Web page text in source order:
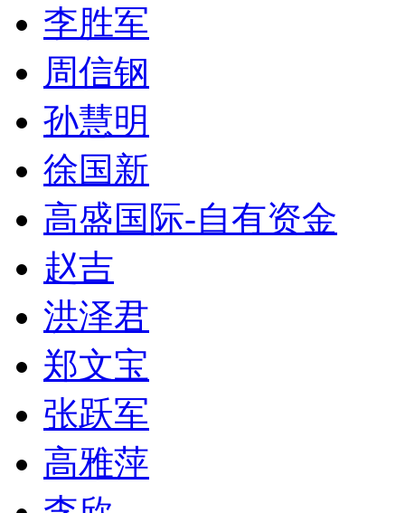
李胜军
周信钢
孙慧明
徐国新
高盛国际-自有资金
赵吉
洪泽君
郑文宝
张跃军
高雅萍